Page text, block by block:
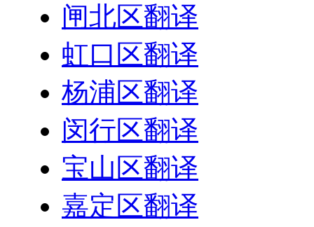
闸北区翻译
虹口区翻译
杨浦区翻译
闵行区翻译
宝山区翻译
嘉定区翻译